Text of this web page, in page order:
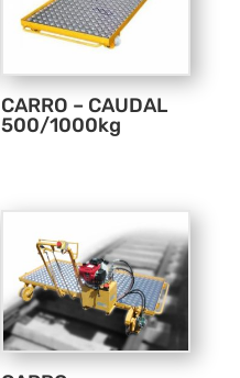
CARRO – CAUDAL
500/1000kg